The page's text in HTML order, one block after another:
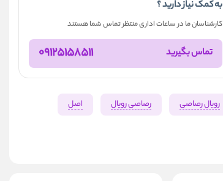
به کمک نیاز دارید ؟
کارشناسان ما در ساعات اداری منتظر تماس شما هستند
تماس بگیرید 09125158511
رویال رصاصی رصاصی رویال اصل